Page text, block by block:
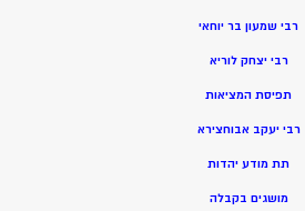
רבי שמעון בר יוחאי
רבי יצחק לוריא
תפיסת המציאות
רבי יעקב אבוחצירא
תת מודע יהדות
מושגים בקבלה